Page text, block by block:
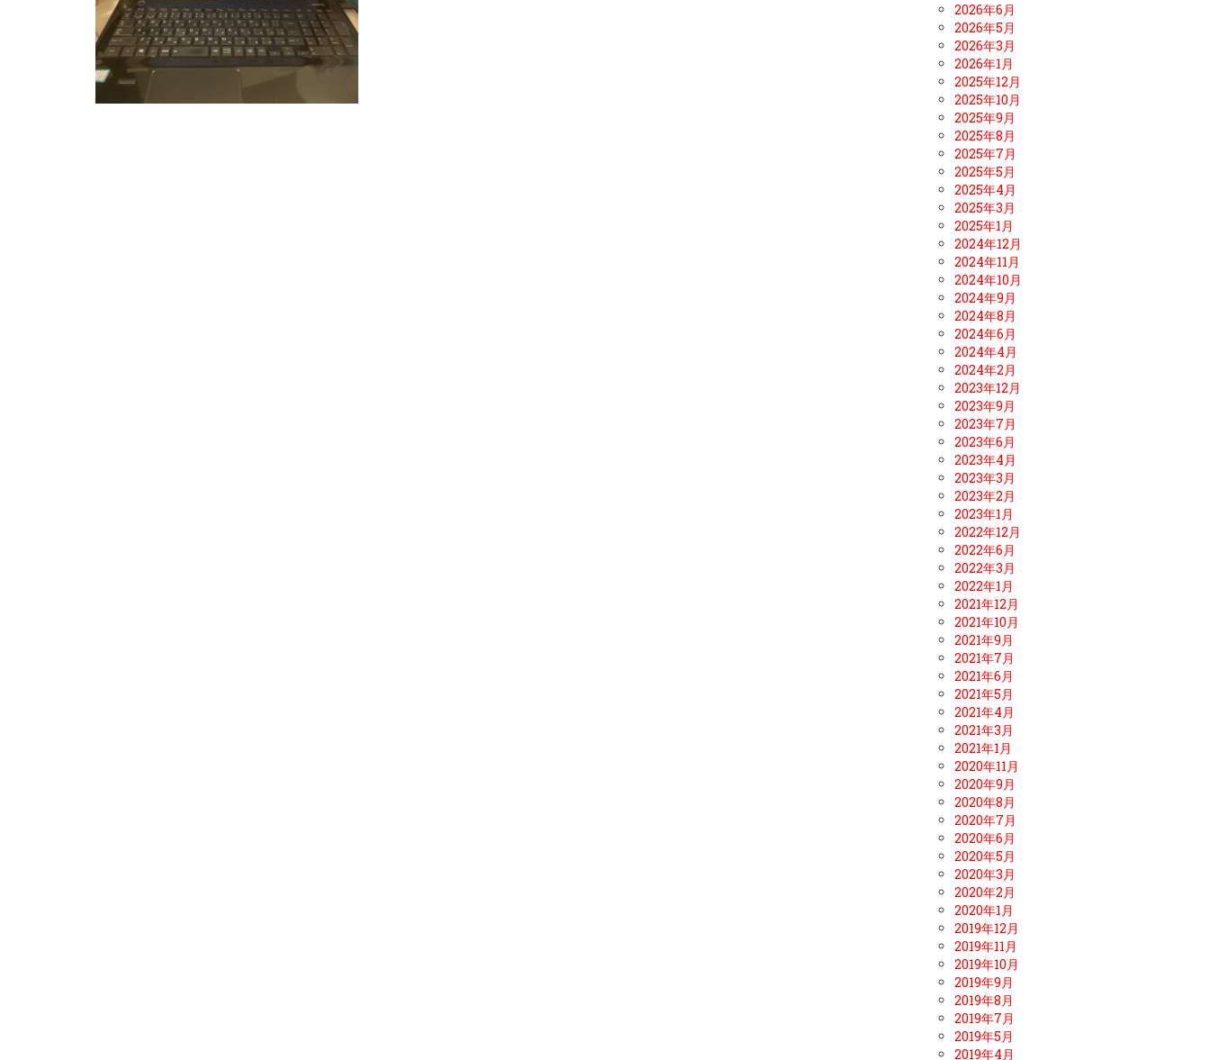
2026年6月
2026年5月
2026年3月
2026年1月
2025年12月
2025年10月
2025年9月
2025年8月
2025年7月
2025年5月
2025年4月
2025年3月
2025年1月
2024年12月
2024年11月
2024年10月
2024年9月
2024年8月
2024年6月
2024年4月
2024年2月
2023年12月
2023年9月
2023年7月
2023年6月
2023年4月
2023年3月
2023年2月
2023年1月
2022年12月
2022年6月
2022年3月
2022年1月
2021年12月
2021年10月
2021年9月
2021年7月
2021年6月
2021年5月
2021年4月
2021年3月
2021年1月
2020年11月
2020年9月
2020年8月
2020年7月
2020年6月
2020年5月
2020年3月
2020年2月
2020年1月
2019年12月
2019年11月
2019年10月
2019年9月
2019年8月
2019年7月
2019年5月
2019年4月